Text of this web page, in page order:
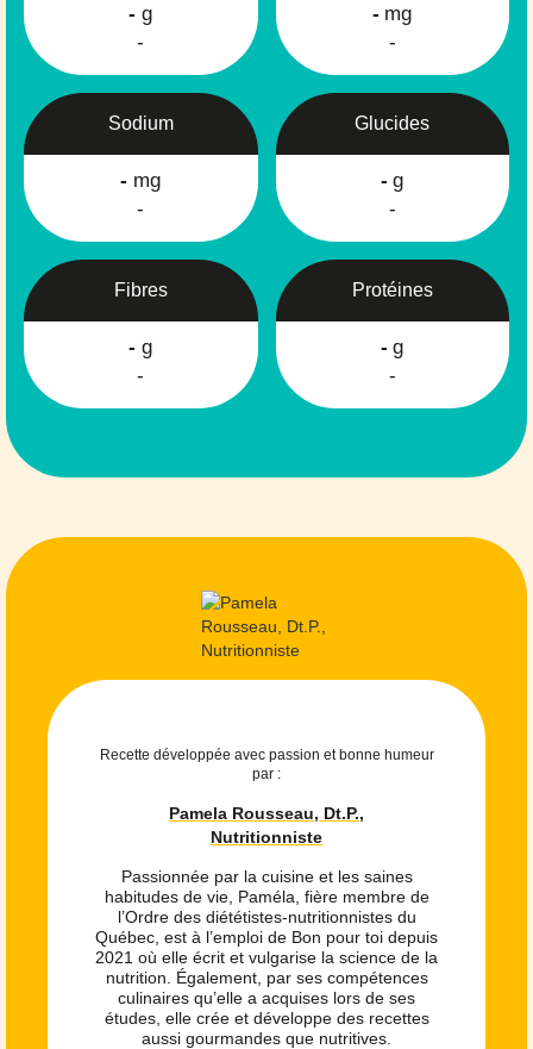
- g
-
- mg
-
Sodium
- mg
-
Glucides
- g
-
Fibres
- g
-
Protéines
- g
-
Recette développée avec passion et bonne humeur
par :
Pamela Rousseau, Dt.P.,
Nutritionniste
Passionnée par la cuisine et les saines
habitudes de vie, Paméla, fière membre de
l’Ordre des diététistes-nutritionnistes du
Québec, est à l’emploi de Bon pour toi depuis
2021 où elle écrit et vulgarise la science de la
nutrition. Également, par ses compétences
culinaires qu’elle a acquises lors de ses
études, elle crée et développe des recettes
aussi gourmandes que nutritives.